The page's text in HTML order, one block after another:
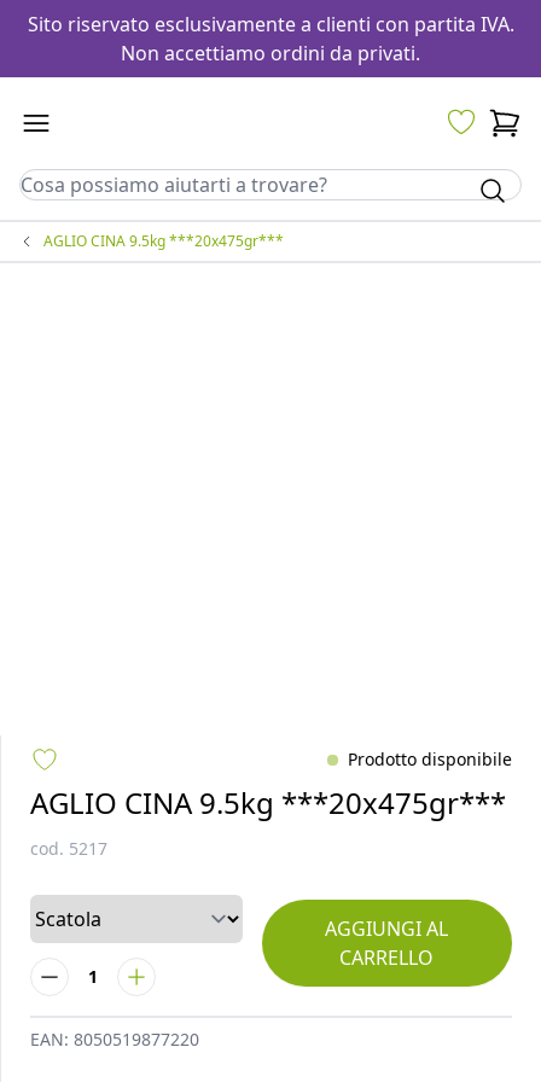
Sito riservato esclusivamente a clienti con partita IVA.
Non accettiamo ordini da privati.
AGLIO CINA 9.5kg ***20x475gr***
Prodotto disponibile
AGLIO CINA 9.5kg ***20x475gr***
cod. 5217
1
AGGIUNGI AL
CARRELLO
EAN: 8050519877220